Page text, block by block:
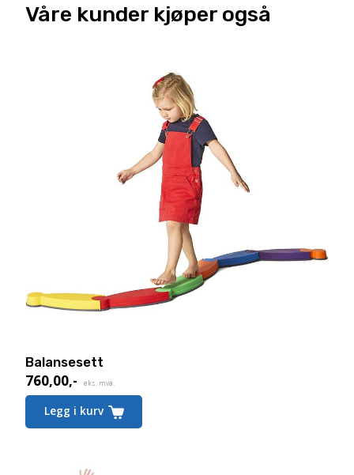
Våre kunder kjøper også
Balansesett
760,00,- eks. mva.
Legg i kurv